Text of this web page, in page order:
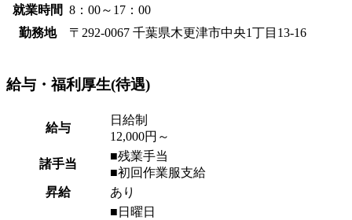
就業時間 8：00～17：00
勤務地
〒292-0067 千葉県木更津市中央1丁目13-16
給与・福利厚生(待遇)
給与
日給制
12,000円～
諸手当
■残業手当
■初回作業服支給
昇給
あり
■日曜日